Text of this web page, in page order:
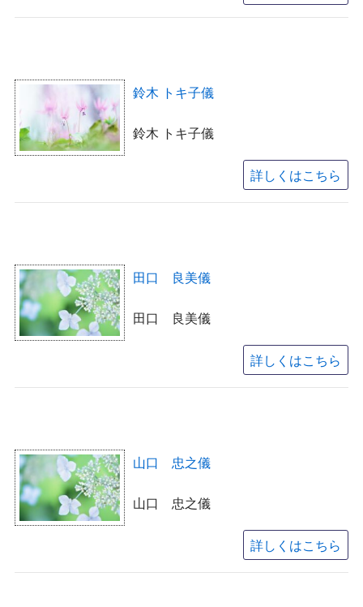
鈴木 トキ子儀
鈴木 トキ子儀
詳しくはこちら
田口 良美儀
田口 良美儀
詳しくはこちら
山口 忠之儀
山口 忠之儀
詳しくはこちら